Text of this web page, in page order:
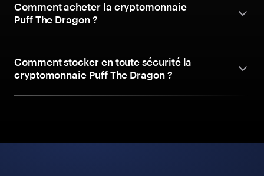
Comment acheter la cryptomonnaie
Puff The Dragon ?
Comment stocker en toute sécurité la
cryptomonnaie Puff The Dragon ?